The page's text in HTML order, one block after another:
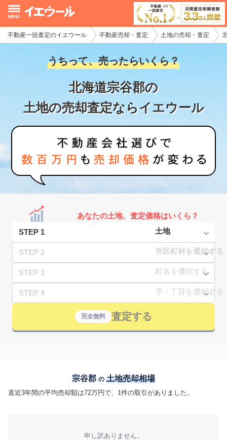
不動産一括査定のイエウール 不動産売却・査定 土地の売却・査定
うちって、売ったらいくら？
北海道宗谷郡の
土地の売却査定ならイエウール
あなたの土地、査定価格はいくら？
STEP 1
STEP 2
STEP 3
STEP 4
完全無料 査定する
宗谷郡 の 土地売却相場
直近3年間の平均売却額は72万円で、1件の取引がありました。
申し訳ありません。
イエウール加盟希望の不動産会社様
初めての方へ
不動産の売却・一括査定
家査定シミュレーター
お問い合わせ